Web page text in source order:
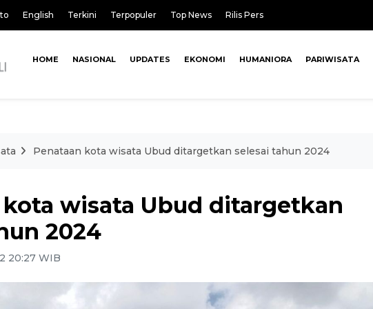
English Terkini Terpopuler Top News Rilis Pers
HOME NASIONAL UPDATES EKONOMI HUMANIORA PARIWISATA
Penataan kota wisata Ubud ditargetkan selesai tahun 2024
kota wisata Ubud ditargetkan
2024
20:27 WIB